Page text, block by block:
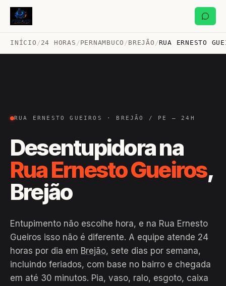
INÍCIO /24 HORAS /PERNAMBUCO /BREJÃO /RUA ERNESTO
RUA ERNESTO GUEIROS · BREJÃO / PE — 24H
Desentupidora na
Rua Ernesto Gueiros,
Brejão
Entupimento não escolhe hora, e na Rua Ernesto
Gueiros isso não é diferente. A equipe atende 24
horas por dia em Brejão, sete dias por semana,
incluindo feriados, com base no bairro e chegada
em até 30 minutos. Pia, vaso, ralo, esgoto, caixa